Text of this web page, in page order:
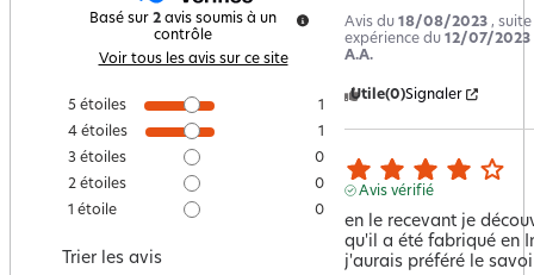
Basé sur 2 avis soumis à un
contrôle
Voir tous les avis sur ce site
5 étoiles
1
4 étoiles
1
3 étoiles
0
2 étoiles
0
1 étoile 0
Trier les avis
Avis du 18/08/2023 , suite
expérience du 12/07/2023
A.A.
Utile(0)Signaler
Avis vérifié
en le recevant je
qu'il a été fabriqué en
j'aurais préféré le